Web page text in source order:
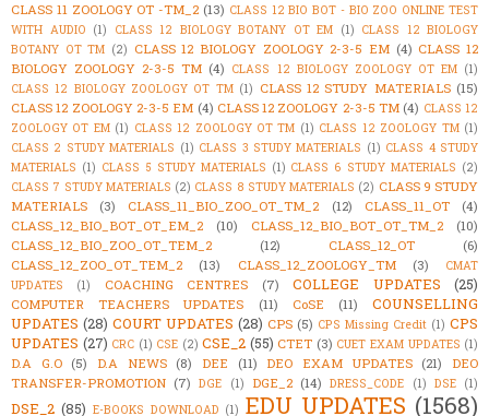
CLASS 11 ZOOLOGY OT -TM_2 (13) CLASS 12 BIO BOT - BIO ZOO ONLINE TEST
WITH AUDIO (1) CLASS 12 BIOLOGY BOTANY OT EM (1) CLASS 12 BIOLOGY
BOTANY OT TM (2) CLASS 12 BIOLOGY ZOOLOGY 2-3-5 EM (4) CLASS 12
BIOLOGY ZOOLOGY 2-3-5 TM (4) CLASS 12 BIOLOGY ZOOLOGY OT EM (1)
CLASS 12 BIOLOGY ZOOLOGY OT TM (1) CLASS 12 STUDY MATERIALS (15)
CLASS 12 ZOOLOGY 2-3-5 EM (4) CLASS 12 ZOOLOGY 2-3-5 TM (4) CLASS 12
ZOOLOGY OT EM (1) CLASS 12 ZOOLOGY OT TM (1) CLASS 12 ZOOLOGY TM (1)
CLASS 2 STUDY MATERIALS (1) CLASS 3 STUDY MATERIALS (1) CLASS 4 STUDY
MATERIALS (1) CLASS 5 STUDY MATERIALS (1) CLASS 6 STUDY MATERIALS (2)
CLASS 7 STUDY MATERIALS (2) CLASS 8 STUDY MATERIALS (2) CLASS 9 STUDY
MATERIALS
(3) CLASS_11_BIO_ZOO_OT_TM_2 (12) CLASS_11_OT
(4)
CLASS_12_BIO_BOT_OT_EM_2
(10) CLASS_12_BIO_BOT_OT_TM_2
(10)
CLASS_12_BIO_ZOO_OT_TEM_2
(12) CLASS_12_OT
(6)
CLASS_12_ZOO_OT_TEM_2
(13) CLASS_12_ZOOLOGY_TM (3)
CMAT
UPDATES
(1) COACHING CENTRES (7) COLLEGE UPDATES (25)
COMPUTER TEACHERS UPDATES (11) CoSE (11)
COUNSELLING
UPDATES (28) COURT UPDATES (28) CPS (5) CPS Missing Credit (1) CPS
UPDATES (27) CRC (1) CSE (2) CSE_2 (55) CTET (3) CUET EXAM UPDATES (1)
D.A G.O (5) D.A NEWS (8) DEE (11) DEO EXAM UPDATES (21)
DEO
TRANSFER-PROMOTION (7) DGE (1) DGE_2 (14) DRESS_CODE (1) DSE (1)
DSE_2 (85) E-BOOKS DOWNLOAD (1) EDU UPDATES (1568)